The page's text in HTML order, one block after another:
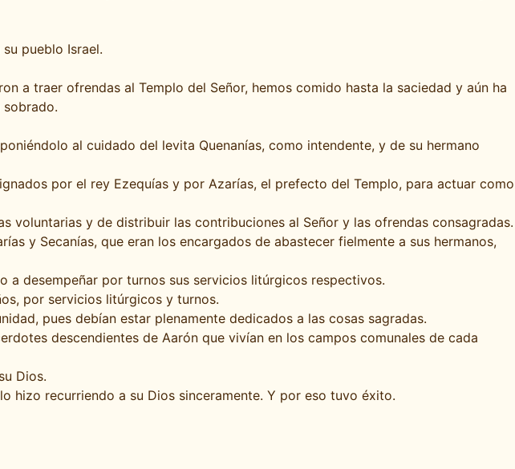
pueblo Israel.
a traer ofrendas al Templo del Señor, hemos comido hasta la saciedad y aún ha
al cuidado del levita Quenanías, como intendente, y de su hermano
por el rey Ezequías y por Azarías, el prefecto del Templo, para actuar como
y de distribuir las contribuciones al Señor y las ofrendas consagradas.
y Secanías, que eran los encargados de abastecer fielmente a sus hermanos,
a desempeñar por turnos sus servicios litúrgicos respectivos.
por servicios litúrgicos y turnos.
pues debían estar plenamente dedicados a las cosas sagradas.
descendientes de Aarón que vivían en los campos comunales de cada
Dios.
hizo recurriendo a su Dios sinceramente. Y por eso tuvo éxito.